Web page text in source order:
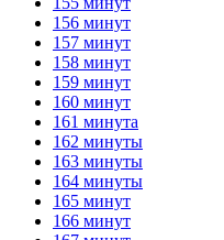
156 минут
157 минут
158 минут
159 минут
160 минут
161 минута
162 минуты
163 минуты
164 минуты
165 минут
166 минут